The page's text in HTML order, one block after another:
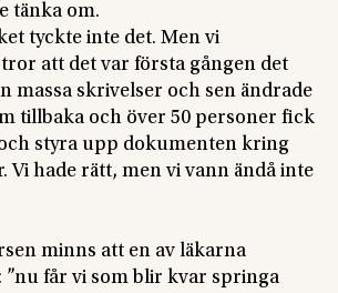
tänka om.
tyckte inte det. Men vi
tror att det var första gången det
massa skrivelser och sen ändrade
tillbaka och över 50 personer fick
styra upp dokumenten kring
Vi hade rätt, men vi vann ändå inte
minns att en av läkarna
”nu får vi som blir kvar springa